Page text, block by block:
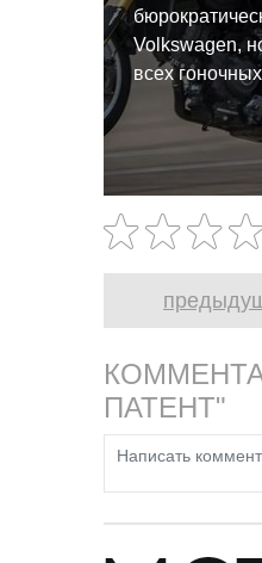
Volkswagen,
всех
Ducati
расцвести
игрок.
ПАТЕНТ"